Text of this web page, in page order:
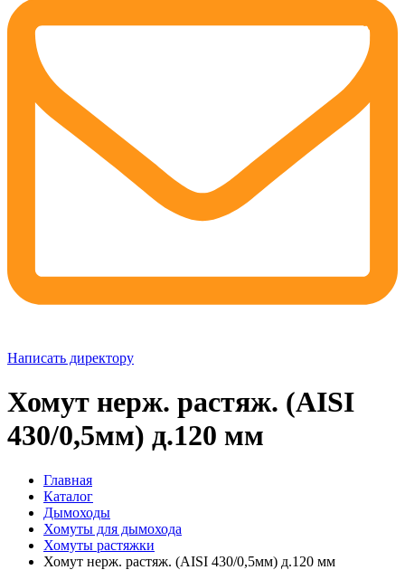
Написать директору
Хомут нерж. растяж. (AISI
430/0,5мм) д.120 мм
Главная
Каталог
Дымоходы
Хомуты для дымохода
Хомуты растяжки
Хомут нерж. растяж. (AISI 430/0,5мм) д.120 мм